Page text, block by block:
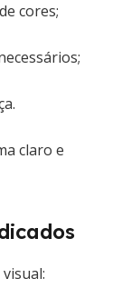
cores;
claro e